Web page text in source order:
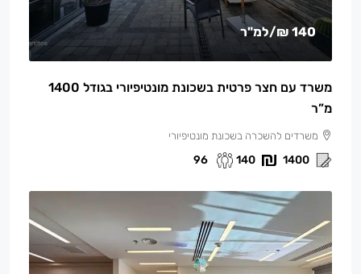
140 ₪ /למ"ר
משרד עם חצר פרטית בשכונת מונטיפיורי בגודל 1400
מ”ר
משרדים להשכרה בשכונת מונטיפיורי
1400
140
96